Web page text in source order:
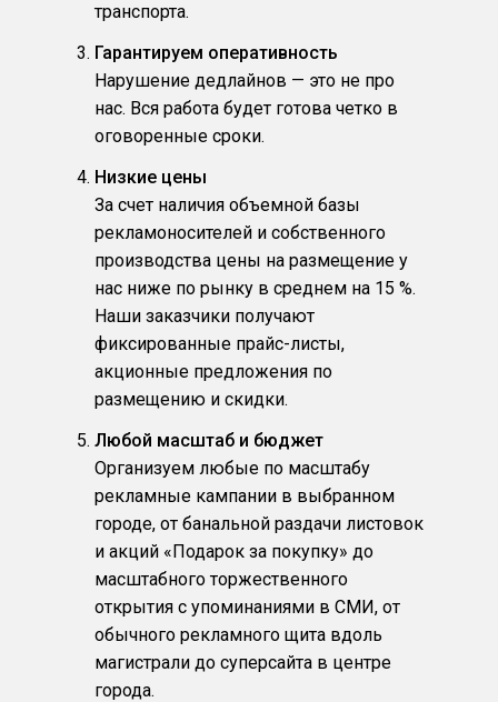
транспорта.
Гарантируем оперативность
Нарушение дедлайнов — это не про
нас. Вся работа будет готова четко в
оговоренные сроки.
Низкие цены
За счет наличия объемной базы
рекламоносителей и собственного
производства цены на размещение у
нас ниже по рынку в среднем на 15 %.
Наши заказчики получают
фиксированные прайс-листы,
акционные предложения по
размещению и скидки.
Любой масштаб и бюджет
Организуем любые по масштабу
рекламные кампании в выбранном
городе, от банальной раздачи листовок
и акций «Подарок за покупку» до
масштабного торжественного
открытия с упоминаниями в СМИ, от
обычного рекламного щита вдоль
магистрали до суперсайта в центре
города.